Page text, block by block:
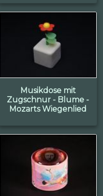
Musikdose mit
Zugschnur - Blume -
Mozarts Wiegenlied